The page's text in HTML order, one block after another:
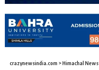
crazynewsindia.com >Himachal News